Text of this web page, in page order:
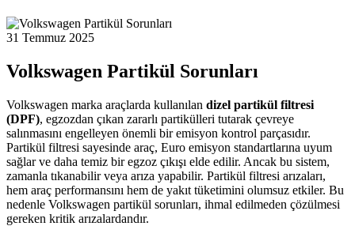
31 Temmuz 2025
Volkswagen Partikül Sorunları
Volkswagen marka araçlarda kullanılan dizel partikül filtresi
(DPF), egzozdan çıkan zararlı partikülleri tutarak çevreye
salınmasını engelleyen önemli bir emisyon kontrol parçasıdır.
Partikül filtresi sayesinde araç, Euro emisyon standartlarına uyum
sağlar ve daha temiz bir egzoz çıkışı elde edilir. Ancak bu sistem,
zamanla tıkanabilir veya arıza yapabilir. Partikül filtresi arızaları,
hem araç performansını hem de yakıt tüketimini olumsuz etkiler. Bu
nedenle Volkswagen partikül sorunları, ihmal edilmeden çözülmesi
gereken kritik arızalardandır.